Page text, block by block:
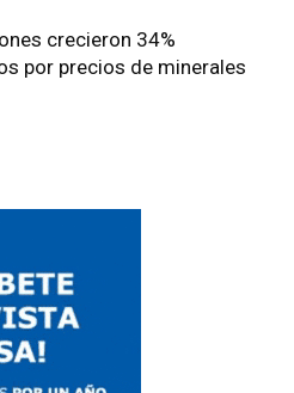
crecieron 34%
por precios de minerales